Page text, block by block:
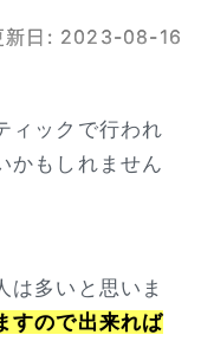
新日: 2023-08-16
ィックで行われ
かもしれません
は多いと思いま
すので出来れば